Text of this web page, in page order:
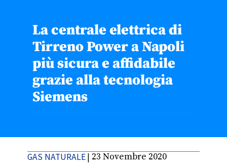
La centrale elettrica di
Tirreno Power a Napoli
più sicura e affidabile
grazie alla tecnologia
Siemens
GAS NATURALE| 23 Novembre 2020